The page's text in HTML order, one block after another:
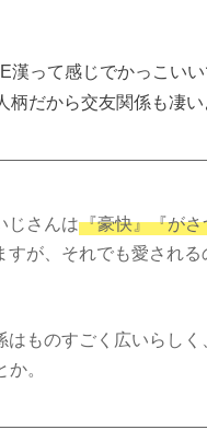
漢って感じでかっこい
柄だから交友関係も凄い
じさんは『豪快』『が
すが、それでも愛され
はものすごく広いらしく
か。